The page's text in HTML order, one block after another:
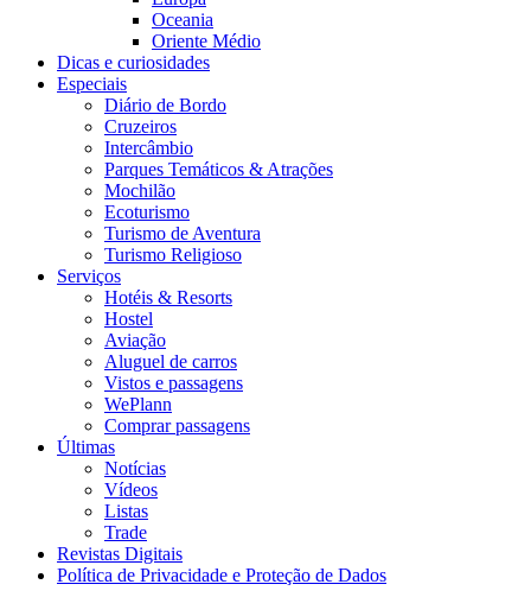
Oceania
Oriente Médio
Dicas e curiosidades
Especiais
Diário de Bordo
Cruzeiros
Intercâmbio
Parques Temáticos & Atrações
Mochilão
Ecoturismo
Turismo de Aventura
Turismo Religioso
Serviços
Hotéis & Resorts
Hostel
Aviação
Aluguel de carros
Vistos e passagens
WePlann
Comprar passagens
Últimas
Notícias
Vídeos
Listas
Trade
Revistas Digitais
Política de Privacidade e Proteção de Dados